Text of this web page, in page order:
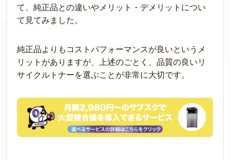
て、純正品との違いやメリット・デメリットについ
て見てみました。
純正品よりもコストパフォーマンスが良いというメ
リットがありますが、上述のごとく、品質の良いリ
サイクルトナーを選ぶことが非常に大切です。